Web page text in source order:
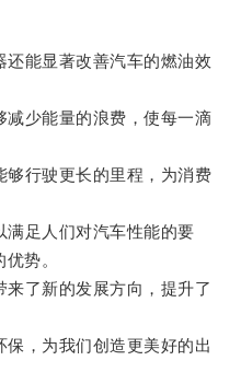
能显著改善汽车的燃油效
少能量的浪费，使每一滴
行驶更长的里程，为消费
足人们对汽车性能的要
势。
了新的发展方向，提升了
，为我们创造更美好的出